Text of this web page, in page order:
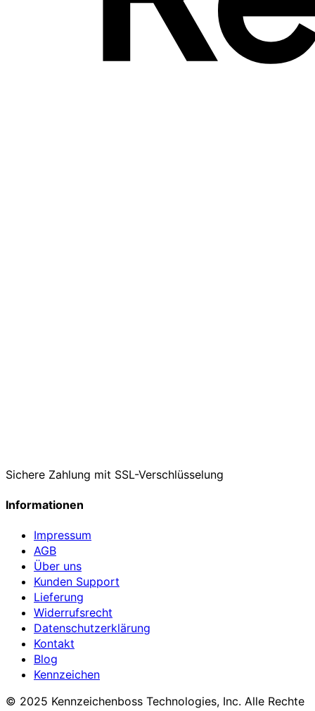
Sichere Zahlung mit SSL-Verschlüsselung
Informationen
Impressum
AGB
Über uns
Kunden Support
Lieferung
Widerrufsrecht
Datenschutzerklärung
Kontakt
Blog
Kennzeichen
© 2025 Kennzeichenboss Technologies, Inc. Alle Rechte